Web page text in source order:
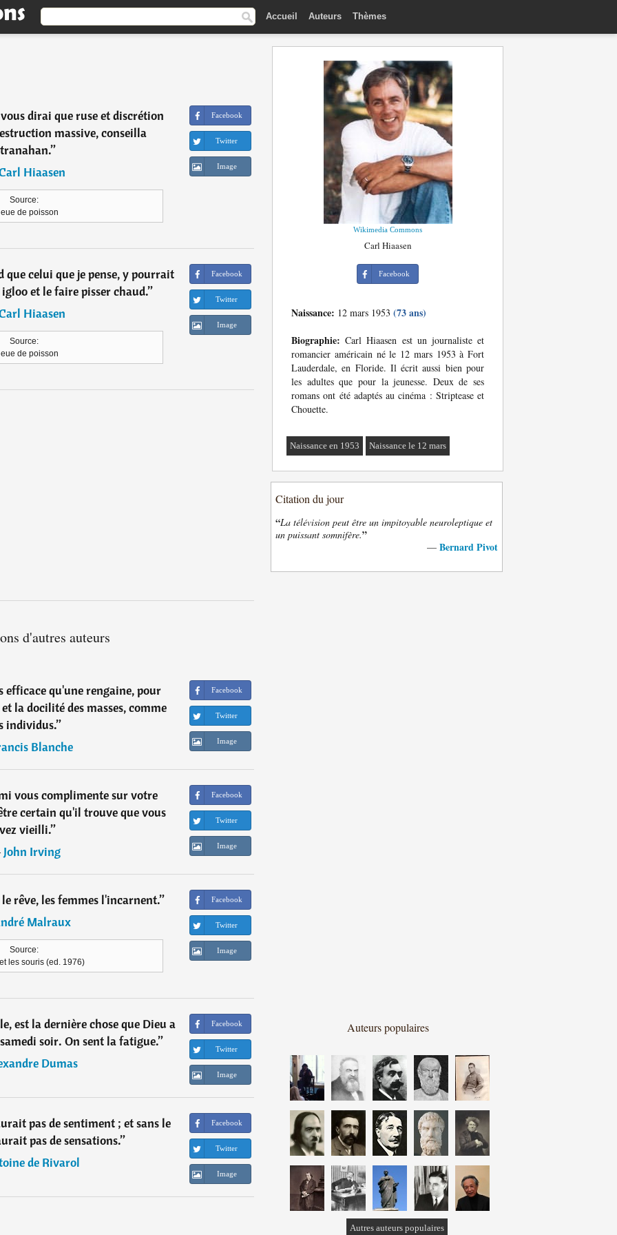
Accueil Auteurs Thèmes
dirai que ruse et discrétion
massive, conseilla
”
Hiaasen
Source:
de poisson
Facebook
Twitter
Image
que celui que je pense, y pourrait
et le faire pisser chaud.”
Hiaasen
Source:
de poisson
Facebook
Twitter
Image
d'autres auteurs
efficace qu'une rengaine, pour
la docilité des masses, comme
individus.”
Blanche
Facebook
Twitter
Image
vous complimente sur votre
certain qu'il trouve que vous
vieilli.”
John Irving
Facebook
Twitter
Image
rêve, les femmes l'incarnent.”
Malraux
Source:
les souris (ed. 1976)
Facebook
Twitter
Image
est la dernière chose que Dieu a
soir. On sent la fatigue.”
Dumas
Facebook
Twitter
Image
pas de sentiment ; et sans le
pas de sensations.”
de Rivarol
Facebook
Twitter
Image
Wikimedia Commons
Carl Hiaasen
Facebook
Naissance: 12 mars 1953 (73 ans)
Biographie: Carl Hiaasen est un journaliste et
romancier américain né le 12 mars 1953 à Fort
Lauderdale, en Floride. Il écrit aussi bien pour
les adultes que pour la jeunesse. Deux de ses
romans ont été adaptés au cinéma : Striptease et
Chouette.
Naissance en 1953 Naissance le 12 mars
Citation du jour
“La télévision peut être un impitoyable neuroleptique et
un puissant somnifère.”
— Bernard Pivot
Auteurs populaires
Autres auteurs populaires